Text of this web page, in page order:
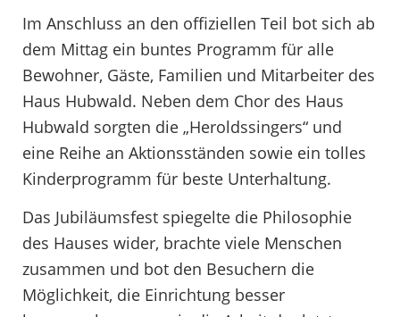
Im Anschluss an den offiziellen Teil bot sich ab
dem Mittag ein buntes Programm für alle
Bewohner, Gäste, Familien und Mitarbeiter des
Haus Hubwald. Neben dem Chor des Haus
Hubwald sorgten die „Heroldssingers“ und
eine Reihe an Aktionsständen sowie ein tolles
Kinderprogramm für beste Unterhaltung.
Das Jubiläumsfest spiegelte die Philosophie
des Hauses wider, brachte viele Menschen
zusammen und bot den Besuchern die
Möglichkeit, die Einrichtung besser